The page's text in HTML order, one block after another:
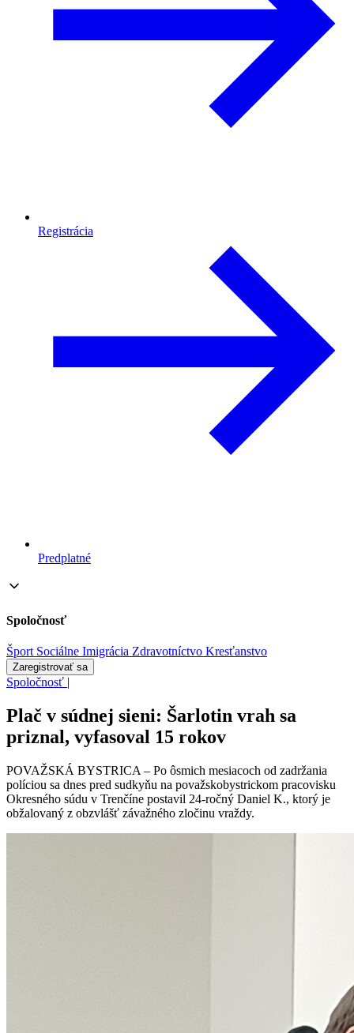
Registrácia
Predplatné
Spoločnosť
Šport Sociálne Imigrácia Zdravotníctvo Kresťanstvo
Zaregistrovať sa
Spoločnosť |
Plač v súdnej sieni: Šarlotin vrah sa
priznal, vyfasoval 15 rokov
POVAŽSKÁ BYSTRICA – Po ôsmich mesiacoch od zadržania
políciou sa dnes pred sudkyňu na považskobystrickom pracovisku
Okresného súdu v Trenčíne postavil 24-ročný Daniel K., ktorý je
obžalovaný z obzvlášť závažného zločinu vraždy.